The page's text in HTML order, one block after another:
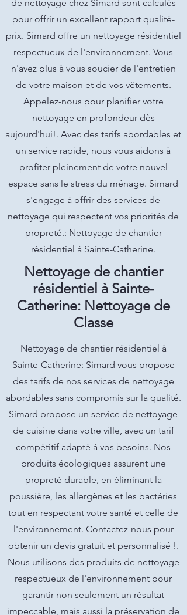
de nettoyage chez Simard sont calculés
pour offrir un excellent rapport qualité-
prix. Simard offre un nettoyage résidentiel
respectueux de l'environnement. Vous
n'avez plus à vous soucier de l'entretien
de votre maison et de vos vêtements.
Appelez-nous pour planifier votre
nettoyage en profondeur dès
aujourd'hui!. Avec des tarifs abordables et
un service rapide, nous vous aidons à
profiter pleinement de votre nouvel
espace sans le stress du ménage. Simard
s'engage à offrir des services de
nettoyage qui respectent vos priorités de
propreté.: Nettoyage de chantier
résidentiel à Sainte-Catherine.
Nettoyage de chantier
résidentiel à Sainte-
Catherine: Nettoyage de
Classe
Nettoyage de chantier résidentiel à
Sainte-Catherine: Simard vous propose
des tarifs de nos services de nettoyage
abordables sans compromis sur la qualité.
Simard propose un service de nettoyage
de cuisine dans votre ville, avec un tarif
compétitif adapté à vos besoins. Nos
produits écologiques assurent une
propreté durable, en éliminant la
poussière, les allergènes et les bactéries
tout en respectant votre santé et celle de
l'environnement. Contactez-nous pour
obtenir un devis gratuit et personnalisé !.
Nous utilisons des produits de nettoyage
respectueux de l'environnement pour
garantir non seulement un résultat
impeccable, mais aussi la préservation de